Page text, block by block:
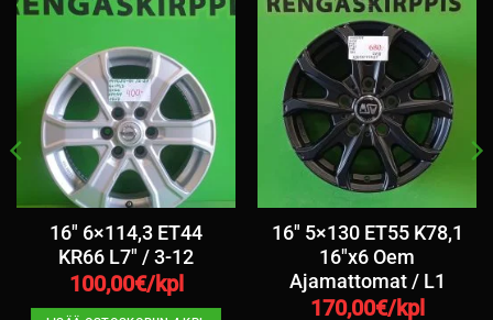
16″ 6×114,3 ET44
KR66 L7″ / 3-12
100,00€/kpl
16″ 5×130 ET55 K78,1
16″x6 Oem
Ajamattomat / L1
170,00€/kpl